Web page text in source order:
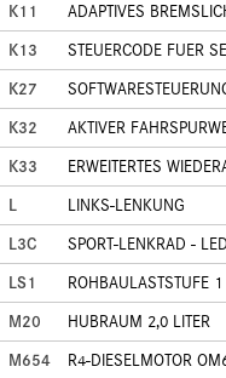
K11
ADAPTIVES
K13
STEUERCODE FUER
K27
K32
AKTIVER
K33
ERWEITERTES
L
LINKS-LENKUNG
L3C
SPORT-LENKRAD -
LS1
ROHBAULASTSTUFE
M20
HUBRAUM 2,0 LITER
M654
R4-DIESELMOTOR